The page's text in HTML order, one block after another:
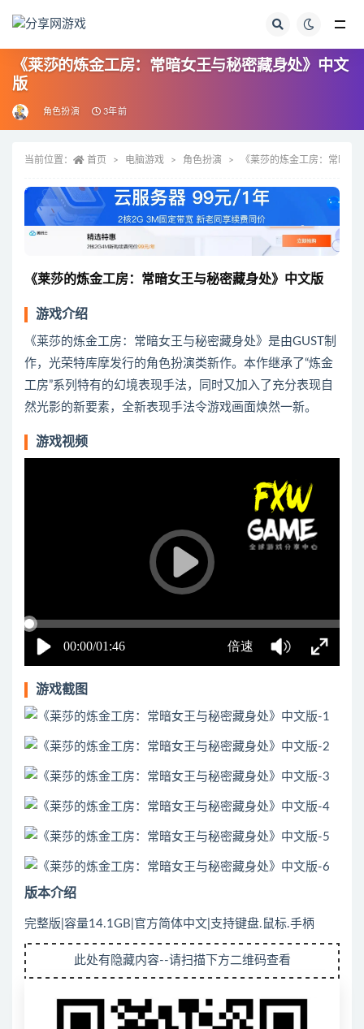
《莱莎的炼金工房：常暗女王与秘密藏身处》中文
版
角色扮演 3年前
当前位置： 首页 电脑游戏 角色扮演 《莱莎的炼金工房：常暗女
《莱莎的炼金工房：常暗女王与秘密藏身处》中文版
游戏介绍
《莱莎的炼金工房：常暗女王与秘密藏身处》是由GUST制
作，光荣特库摩发行的角色扮演类新作。本作继承了“炼金
工房”系列特有的幻境表现手法，同时又加入了充分表现自
然光影的新要素，全新表现手法令游戏画面焕然一新。
游戏视频
游戏截图
版本介绍
完整版|容量14.1GB|官方简体中文|支持键盘.鼠标.手柄
此处有隐藏内容--请扫描下方二维码查看